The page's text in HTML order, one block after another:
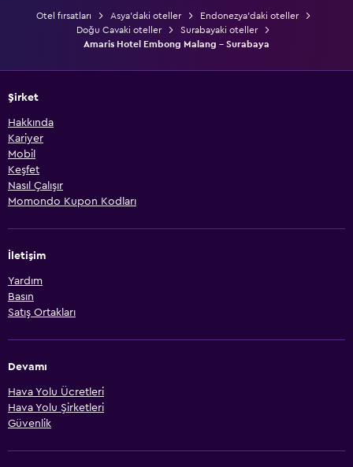
Otel fırsatları Asya'daki oteller
Endonezya'daki oteller
Doğu Cavaki oteller
Surabayaki oteller
Amaris Hotel Embong Malang - Surabaya
Şirket
Hakkında
Kariyer
Mobil
Keşfet
Nasıl Çalışır
Momondo Kupon Kodları
İletişim
Yardım
Basın
Satış Ortakları
Devamı
Hava Yolu Ücretleri
Hava Yolu Şirketleri
Güvenlik